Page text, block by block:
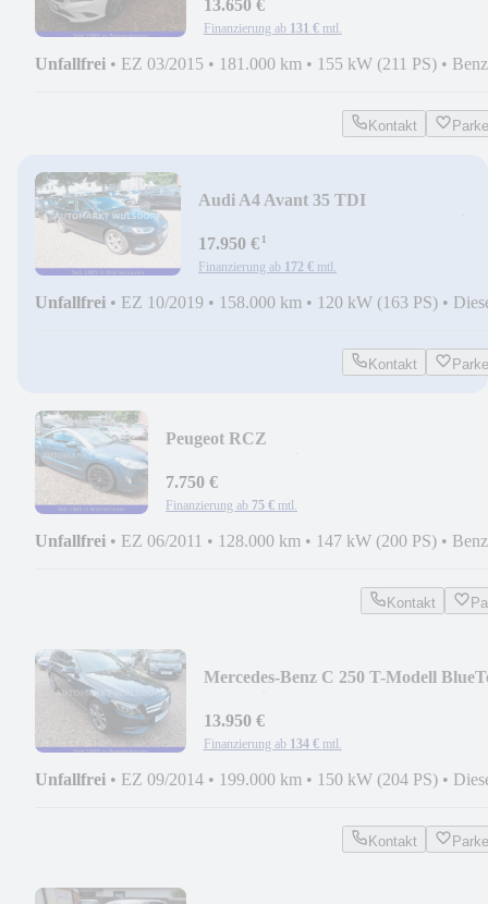
13.650 €
Finanzierung ab 131 € mtl.
Unfallfrei • EZ 03/2015 • 181.000 km • 155 kW (211 PS) •
Kontakt
Audi A4 Avant 35 TDI
17.950 €¹
Finanzierung ab 172 € mtl.
Unfallfrei • EZ 10/2019 • 158.000 km • 120 kW (163 PS) •
Kontakt
Peugeot RCZ
Gang
7.750 €
Finanzierung ab 75 € mtl.
Unfallfrei • EZ 06/2011 • 128.000 km • 147 kW (200 PS) •
Kontakt
Mercedes-Benz C 250 T-Modell
13.950 €
Finanzierung ab 134 € mtl.
Unfallfrei • EZ 09/2014 • 199.000 km • 150 kW (204 PS) •
Kontakt